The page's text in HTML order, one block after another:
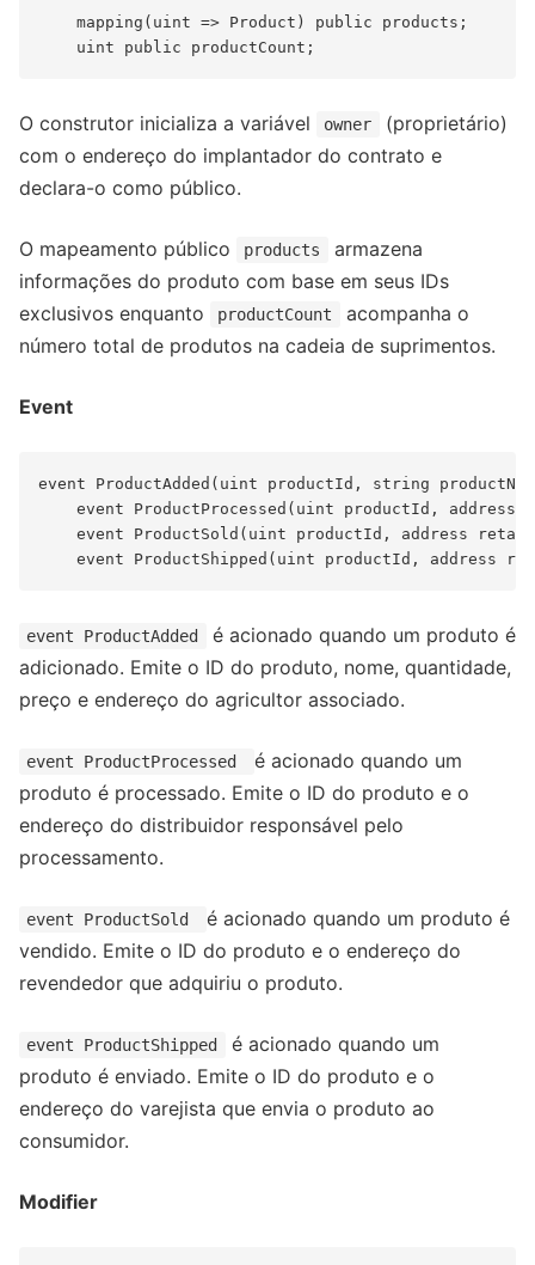
    mapping(uint => Product) public products;
O construtor inicializa a variável owner
(proprietário)
com o endereço do implantador do contrato e
declara-o como público.
O mapeamento público products
armazena
informações do produto com base em seus IDs
exclusivos enquanto
productCount
acompanha o
número total de produtos na cadeia de suprimentos.
Event
event ProductAdded(uint productId, string
event ProductProcessed(uint productId, address
event ProductSold(uint productId, address
event ProductAdded
é acionado quando um produto é
adicionado. Emite o ID do produto, nome, quantidade,
preço e endereço do agricultor associado.
event ProductProcessed
é acionado quando um
produto é processado. Emite o ID do produto e o
endereço do distribuidor responsável pelo
processamento.
event ProductSold
é acionado quando um produto é
vendido. Emite o ID do produto e o endereço do
revendedor que adquiriu o produto.
event ProductShipped
é acionado quando um
produto é enviado. Emite o ID do produto e o
endereço do varejista que envia o produto ao
consumidor.
Modifier